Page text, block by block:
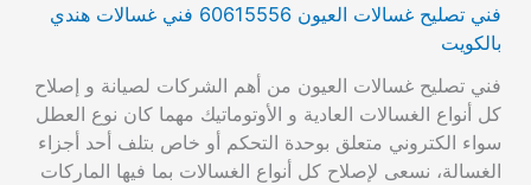
فني تصليح غسالات العيون 60615556 فني غسالات هندي
بالكويت
فني تصليح غسالات العيون من أهم الشركات لصيانة و إصلاح
كل أنواع الغسالات العادية و الأوتوماتيك مهما كان نوع العطل
سواء الكتروني متعلق بوحدة التحكم أو خاص بتلف أحد أجزاء
الغسالة، نسعى لإصلاح كل أنواع الغسالات بما فيها الماركات